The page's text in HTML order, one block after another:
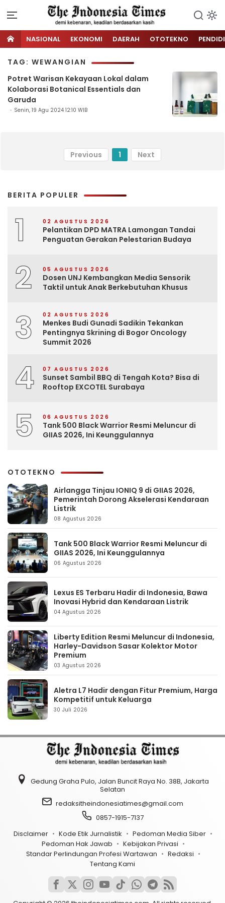
NASIONAL EKONOMI DAERAH OTOTEKNO
TAG: WEWANGIAN
Potret Warisan Kekayaan Lokal dalam
Kolaborasi Botanical Essentials dan
Garuda
Senin, 19 Agu 2024 12:10 WIB
Previous 1 Next
BERITA POPULER
1 02 AGUSTUS 2026
Pelantikan DPD MATRA Lamongan Tandai
Penguatan Gerakan Pelestarian Budaya
2 05 AGUSTUS 2026
Dosen UNJ Kembangkan Media Sensorik
Taktil untuk Anak Berkebutuhan Khusus
3 02 AGUSTUS 2026
Menkes Budi Gunadi Sadikin Tekankan
Pentingnya Skrining di Bogor Oncology
Summit 2026
4 07 AGUSTUS 2026
Sunset Sambil BBQ di Tengah Kota? Bisa di
Rooftop EXCOTEL Surabaya
5 06 AGUSTUS 2026
Tank 500 Black Warrior Resmi Meluncur di
GIIAS 2026, Ini Keunggulannya
OTOTEKNO
Airlangga Tinjau IONIQ 9 di GIIAS 2026,
Pemerintah Dorong Akselerasi Kendaraan
Listrik
08 Agustus 2026
Tank 500 Black Warrior Resmi Meluncur di
GIIAS 2026, Ini Keunggulannya
06 Agustus 2026
Lexus ES Terbaru Hadir di Indonesia, Bawa
Inovasi Hybrid dan Kendaraan Listrik
04 Agustus 2026
Liberty Edition Resmi Meluncur di Indonesia,
Harley-Davidson Sasar Kolektor Motor
Premium
03 Agustus 2026
Aletra L7 Hadir dengan Fitur Premium, Harga
Kompetitif untuk Keluarga
30 Juli 2026
Gedung Graha Pulo, Jalan Buncit Raya No. 38B, Jakarta
Selatan
redaksitheindonesiatimes@gmail.com
0857-1915-7137
Disclaimer
Kode Etik Jurnalistik
Pedoman Media Siber
Pedoman Hak Jawab
Kebijakan Privasi
Standar Perlindungan Profesi Wartawan
Redaksi
Tentang Kami